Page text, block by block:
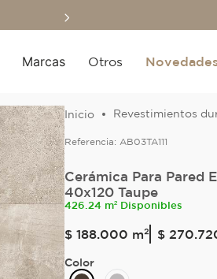
Marcas Otros Novedades
Revestimientos
Referencia: AB03TA111
Cerámica Para Pared
40x120 Taupe
426.24 m² Disponibles
$ 188.000 m² $
Color